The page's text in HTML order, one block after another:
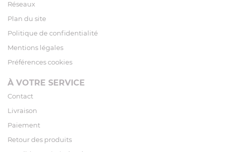
Réseaux
Plan du site
Politique de confidentialité
Mentions légales
Préférences cookies
À VOTRE SERVICE
Contact
Livraison
Paiement
Retour des produits